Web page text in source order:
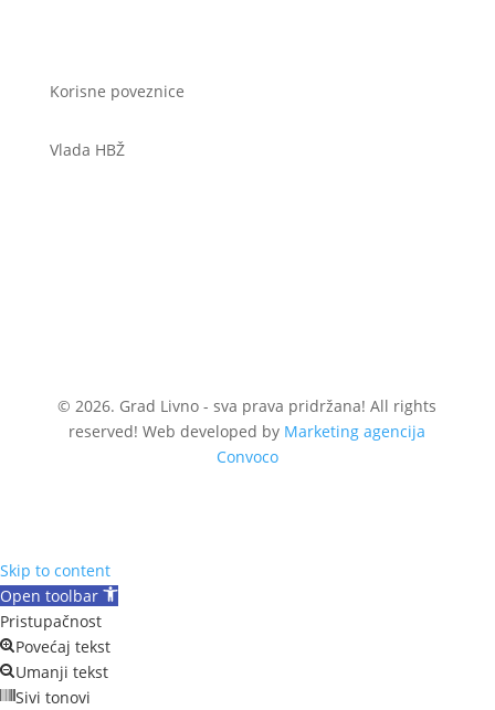
Korisne poveznice
Vlada HBŽ
© 2026. Grad Livno - sva prava pridržana! All rights
reserved! Web developed by Marketing agencija
Convoco
Skip to content
Open toolbar
Pristupačnost
Povećaj tekst
Umanji tekst
Sivi tonovi